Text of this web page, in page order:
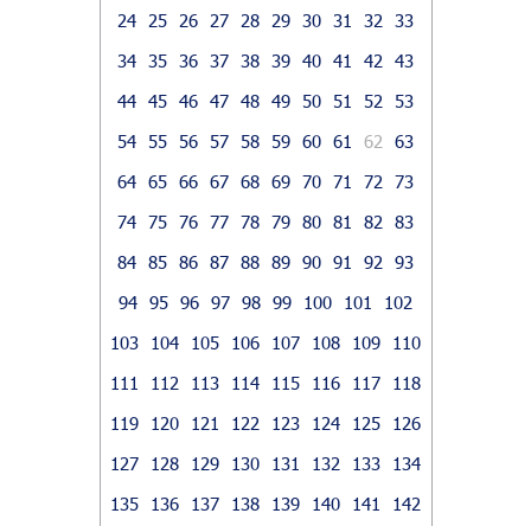
24
25 26 27 28 29 30 31 32
33
34 35 36 37 38 39 40 41 42
43
44 45 46 47 48 49 50 51 52
53
54 55 56 57 58 59 60 61 62
63
64 65 66 67 68 69 70 71 72
73
74 75 76 77 78 79 80 81 82
83
84 85 86 87 88 89 90 91 92
93
94 95 96 97 98 99 100 101
102
103
104 105 106 107 108 109
110
111
112 113 114 115 116 117
118
119
120 121 122 123 124 125
126
127
128 129 130 131 132 133
134
135
136 137 138 139 140 141
142